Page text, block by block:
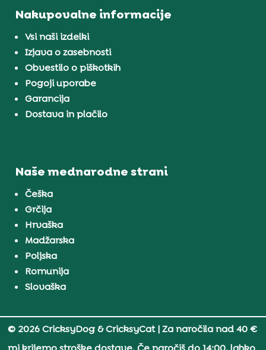
Nakupovalne informacije
Vsi naši izdelki
Izjava o zasebnosti
Obvestilo o piškotkih
Pogoji uporabe
Garancija
Dostava in plačilo
Naše mednarodne strani
Češka
Grčija
Hrvaška
Madžarska
Poljska
Romunija
Slovaška
© 2026 CricksyDog & CricksyCat| Za naročila nad 40 €